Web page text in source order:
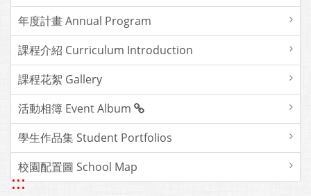
年度計畫 Annual Program
課程介紹 Curriculum Introduction
課程花絮 Gallery
活動相簿 Event Album
學生作品集 Student Portfolios
校園配置圖 School Map
:::